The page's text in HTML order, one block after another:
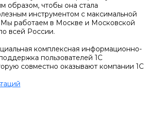
образом, чтобы она стала
инструментом с максимальной
работаем в Москве и Московской
всей России.
комплексная информационно-
пользователей 1С
совместно оказывают компании 1С